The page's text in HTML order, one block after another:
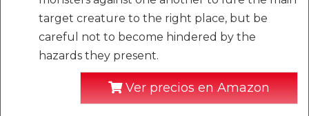
target creature to the right place, but be
careful not to become hindered by the
hazards they present.
Ver precios en Amazon